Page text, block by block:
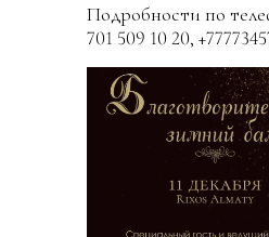
Подробности по
701 509 10 20,